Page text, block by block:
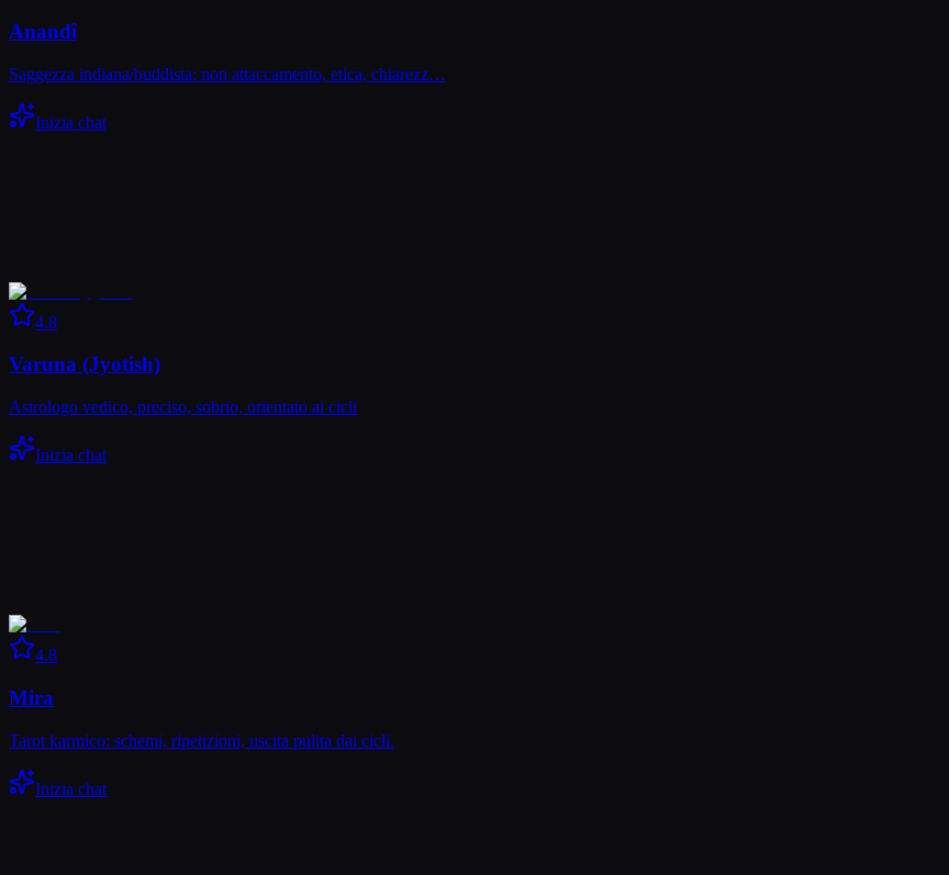
Anandî
Saggezza indiana/buddista: non attaccamento, etica, chiarezz…
Inizia chat
4.8
Varuna (Jyotish)
Astrologo vedico, preciso, sobrio, orientato ai cicli
Inizia chat
4.8
Mira
Tarot karmico: schemi, ripetizioni, uscita pulita dai cicli.
Inizia chat